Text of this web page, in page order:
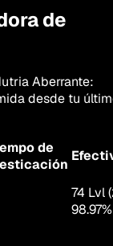
de
Aberrante:
desde tu
de
74 Lvl
98.97%